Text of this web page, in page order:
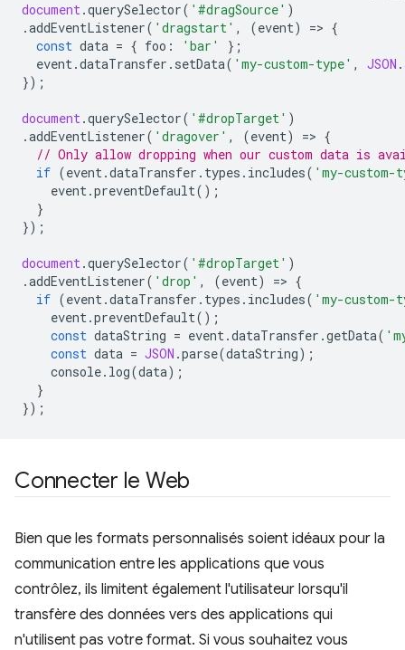
document.querySelector( '#dragSource' )
.addEventListener( 'dragstart' , (event) => {
const data = { foo : 'bar'
};
event.dataTransfer . setData( 'my-custom-type' , JSON .
});
document.querySelector( '#dropTarget' )
.addEventListener( 'dragover' , (event) => {
// Only allow dropping when our custom data is
if (event.dataTransfer . types . includes( 'my-custom-
event.preventDefault();
}
});
document.querySelector( '#dropTarget' )
.addEventListener( 'drop' , (event) => {
if (event.dataTransfer . types . includes( 'my-custom-
event.preventDefault();
const dataString = event.dataTransfer .getData(
const data = JSON .parse(dataString);
console. log(data);
}
});
Connecter le Web
Bien que les formats personnalisés soient idéaux pour la
communication entre les applications que vous
contrôlez, ils limitent également l'utilisateur lorsqu'il
transfère des données vers des applications qui
n'utilisent pas votre format. Si vous souhaitez vous